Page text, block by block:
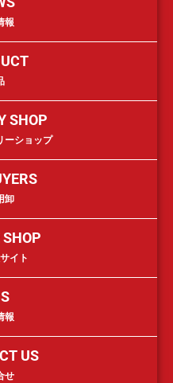
報
SHOP
ーショップ
卸
イト
報
US
せ